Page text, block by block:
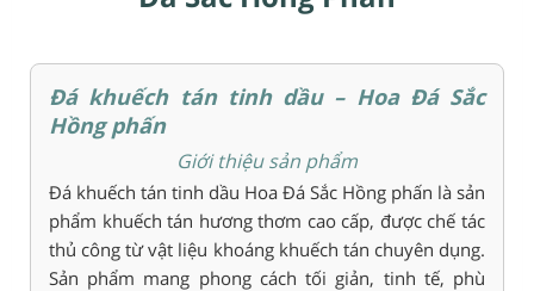
Đá khuếch tán tinh dầu – Hoa Đá Sắc
Hồng phấn
Giới thiệu sản phẩm
Đá khuếch tán tinh dầu Hoa Đá Sắc Hồng phấn là sản
phẩm khuếch tán hương thơm cao cấp, được chế tác
thủ công từ vật liệu khoáng khuếch tán chuyên dụng.
Sản phẩm mang phong cách tối giản, tinh tế, phù